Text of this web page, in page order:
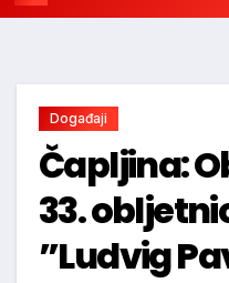
Događaji
Čapljina:
33.
”Ludvig